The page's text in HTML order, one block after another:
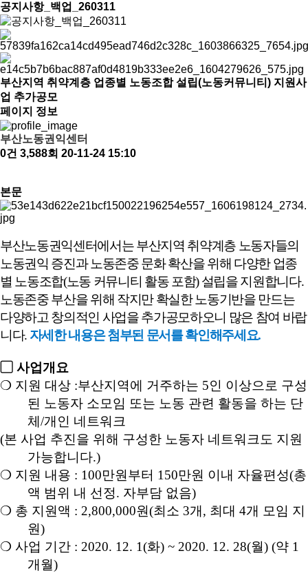
공지사항_백업_260311
부산지역 취약계층 업종별 노동조합 설립(노동커뮤니티) 지원사
업 추가공모
페이지 정보
부산노동권익센터
0건 3,588회 20-11-24 15:10
본문
부산노동권익센터에서는 부산지역 취약계층 노동자들의
노동권익 증진과 노동존중 문화 확산을 위해 다양한 업종
별 노동조합(노동 커뮤니티 활동 포함)설립을 지원합니다.
노동존중 부산을 위해 작지만 확실한 노동기반을 만드는
다양하고 창의적인 사업을 추가공모하오니 많은 참여 바랍
니다. 자세한 내용은 첨부된 문서를 확인해주세요.
▢ 사업개요
❍ 지원 대상 :부산지역에 거주하는 5인 이상으로 구성
된 노동자 소모임 또는 노동 관련 활동을 하는 단
체/개인 네트워크
(본 사업 추진을 위해 구성한 노동자 네트워크도 지원
가능합니다.)
❍ 지원 내용 : 100만원부터 150만원 이내 자율편성(총
액 범위 내 선정. 자부담 없음)
❍ 총 지원액 : 2,800,000원(최소 3개, 최대 4개 모임 지
원)
❍ 사업 기간 : 2020. 12. 1(화) ~ 2020. 12. 28(월) (약 1
개월)